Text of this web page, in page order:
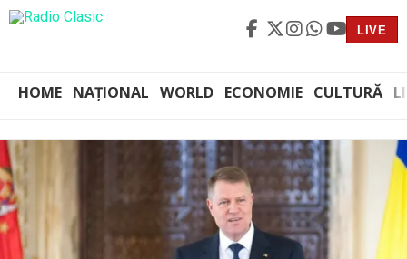
LIVE
HOME NAȚIONAL WORLD ECONOMIE CULTURĂ